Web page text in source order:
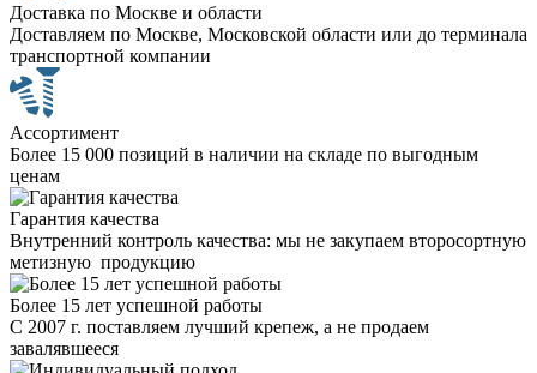
Доставка по Москве и области
Доставляем по Москве, Московской области или до терминала
транспортной компании
Ассортимент
Более 15 000 позиций в наличии на складе по выгодным
ценам
Гарантия качества
Внутренний контроль качества: мы не закупаем второсортную
метизную продукцию
Более 15 лет успешной работы
С 2007 г. поставляем лучший крепеж, а не продаем
завалявшееся